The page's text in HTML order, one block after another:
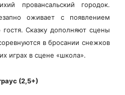
провансальский городок.
оживает с появлением
Сказку дополняют сцены
в бросании снежков
играх в сцене «школа».
(2,5+)